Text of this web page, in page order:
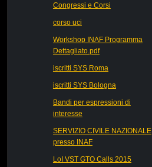
Congressi e Corsi
corso uci
Workshop INAF Programma
Dettagliato.pdf
iscritti SYS Roma
iscritti SYS Bologna
Bandi per espressioni di
interesse
SERVIZIO CIVILE NAZIONALE
presso INAF
LoI VST GTO Calls 2015